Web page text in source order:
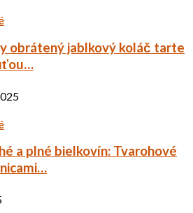
obrátený jablkový koláč tarte
a plné bielkovín: Tvarohové